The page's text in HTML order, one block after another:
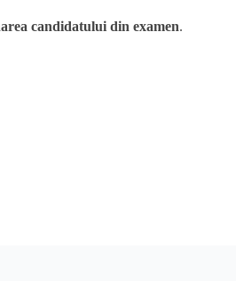
candidatului din examen.